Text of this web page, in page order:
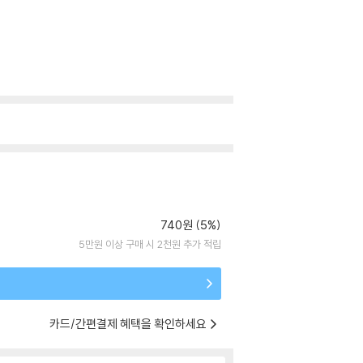
740원 (5%)
5만원 이상 구매 시 2천원 추가 적립
카드/간편결제 혜택을 확인하세요